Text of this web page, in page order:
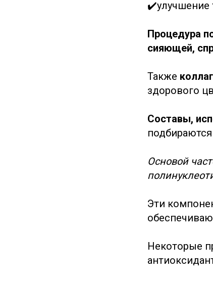
✔️улучшение
Процедура
сияющей,
Также
здорового
Составы,
Основой
Эти
Некоторые